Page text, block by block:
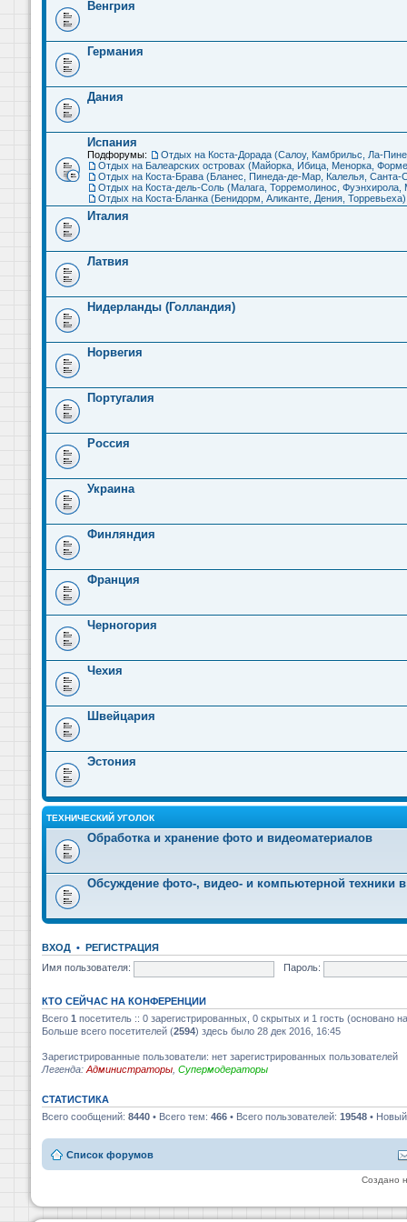
Венгрия
Германия
Дания
Испания
Подфорумы: Отдых на Коста-Дорада (Салоу, Камбрильс, Ла-
Отдых на Балеарских островах (Майорка, Ибица, Менорка,
Отдых на Коста-Брава (Бланес, Пинеда-де-Мар, Калелья, Санта-
Отдых на Коста-дель-Соль (Малага, Торремолинос, Фуэнхирола,
Отдых на Коста-Бланка (Бенидорм, Аликанте, Дения, Торревьеха)
Италия
Латвия
Нидерланды (Голландия)
Норвегия
Португалия
Россия
Украина
Финляндия
Франция
Черногория
Чехия
Швейцария
Эстония
ТЕХНИЧЕСКИЙ УГОЛОК
Обработка и хранение фото и видеоматериалов
Обсуждение фото-, видео- и компьютерной техники в
ВХОД • РЕГИСТРАЦИЯ
Имя пользователя:
Пароль:
КТО СЕЙЧАС НА КОНФЕРЕНЦИИ
Всего 1 посетитель :: 0 зарегистрированных, 0 скрытых и 1 гость (основано
Больше всего посетителей (2594) здесь было 28 дек 2016, 16:45
Зарегистрированные пользователи: нет зарегистрированных пользователей
Легенда: Администраторы Супермодераторы
СТАТИСТИКА
Всего сообщений: 8440 • Всего тем: 466 • Всего пользователей: 19548 •
Список форумов
Создано